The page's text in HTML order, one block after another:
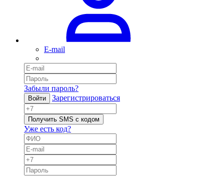
E-mail
Забыли пароль?
Войти Зарегистрироваться
Получить SMS с кодом
Уже есть код?